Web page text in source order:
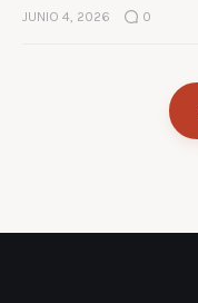
JUNIO 4, 2026 0